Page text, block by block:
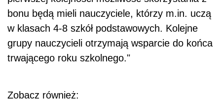
bonu będą mieli nauczyciele, którzy m.in. uczą
w klasach 4-8 szkół podstawowych. Kolejne
grupy nauczycieli otrzymają wsparcie do końca
trwającego roku szkolnego."
Zobacz również: